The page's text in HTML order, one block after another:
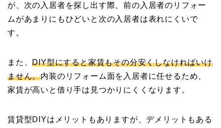
が、次の入居者を探し出す際、前の入居者のリフォー
ムがあまりにもひどいと次の入居者は表れにくいで
す。
また、DIY型にすると家賃もその分安くしなければいけ
ません。内装のリフォーム面を入居者に任せるため、
家賃が高いと借り手は見つかりにくくなります。
賃貸型DIYはメリットもありますが、デメリットもある